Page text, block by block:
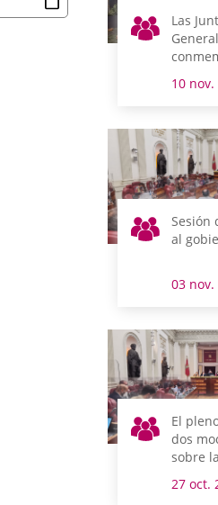
Las
10 nov.
Sesión
al
03 nov.
El
dos
sobre
27 oct.